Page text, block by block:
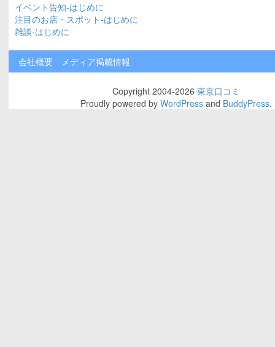
イベント告知-はじめに
注目のお店・スポット-はじめに
雑談-はじめに
会社概要 メディア掲載情報
Copyright 2004-2026 東京口コミ
Proudly powered by WordPressand BuddyPress.